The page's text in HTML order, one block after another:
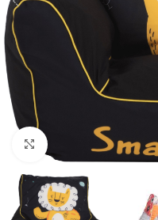
Κλικ για μεγέθυνση